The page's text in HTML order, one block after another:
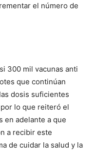
el número de
300 mil vacunas anti
que continúan
dosis suficientes
lo que reiteró el
en adelante a que
a recibir este
de cuidar la salud y la